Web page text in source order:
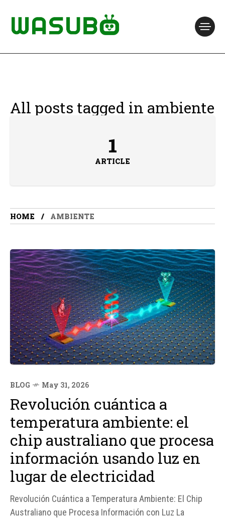
All posts tagged in ambiente
1
ARTICLE
HOME AMBIENTE
BLOG May 31, 2026
Revolución cuántica a
temperatura ambiente: el
chip australiano que procesa
información usando luz en
lugar de electricidad
Revolución Cuántica a Temperatura Ambiente: El Chip
Australiano que Procesa Información con Luz La